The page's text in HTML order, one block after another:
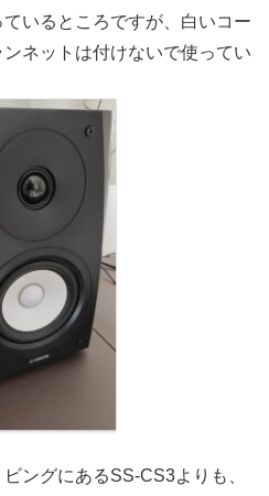
いるところですが、白いコー
ネットは付けないで使ってい
ングにあるSS-CS3よりも、